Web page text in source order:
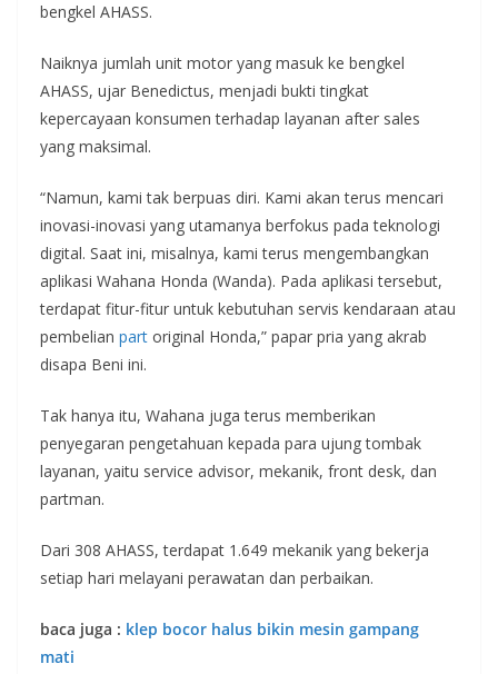
bengkel AHASS.
Naiknya jumlah unit motor yang masuk ke bengkel
AHASS, ujar Benedictus, menjadi bukti tingkat
kepercayaan konsumen terhadap layanan after sales
yang maksimal.
“Namun, kami tak berpuas diri. Kami akan terus mencari
inovasi-inovasi yang utamanya berfokus pada teknologi
digital. Saat ini, misalnya, kami terus mengembangkan
aplikasi Wahana Honda (Wanda). Pada aplikasi tersebut,
terdapat fitur-fitur untuk kebutuhan servis kendaraan atau
pembelian part original Honda,” papar pria yang akrab
disapa Beni ini.
Tak hanya itu, Wahana juga terus memberikan
penyegaran pengetahuan kepada para ujung tombak
layanan, yaitu service advisor, mekanik, front desk, dan
partman.
Dari 308 AHASS, terdapat 1.649 mekanik yang bekerja
setiap hari melayani perawatan dan perbaikan.
baca juga : klep bocor halus bikin mesin gampang
mati